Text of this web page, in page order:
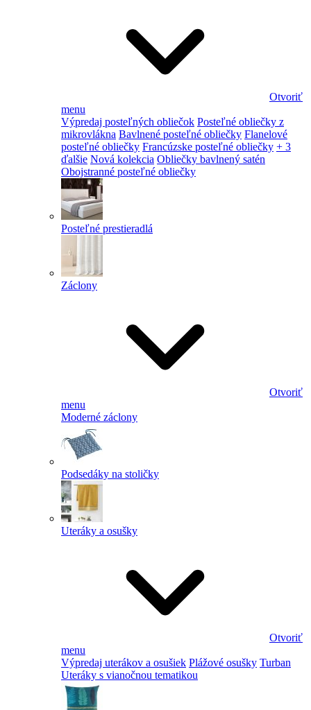
Otvoriť
menu
Výpredaj posteľných obliečok Posteľné obliečky z
mikrovlákna Bavlnené posteľné obliečky Flanelové
posteľné obliečky Francúzske posteľné obliečky + 3
ďalšie Nová kolekcia Obliečky bavlnený satén
Obojstranné posteľné obliečky
Posteľné prestieradlá
Záclony
Otvoriť
menu
Moderné záclony
Podsedáky na stoličky
Uteráky a osušky
Otvoriť
menu
Výpredaj uterákov a osušiek Plážové osušky Turban
Uteráky s vianočnou tematikou